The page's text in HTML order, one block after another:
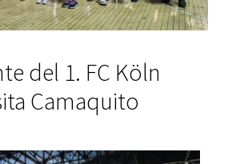
del 1. FC Köln
Camaquito